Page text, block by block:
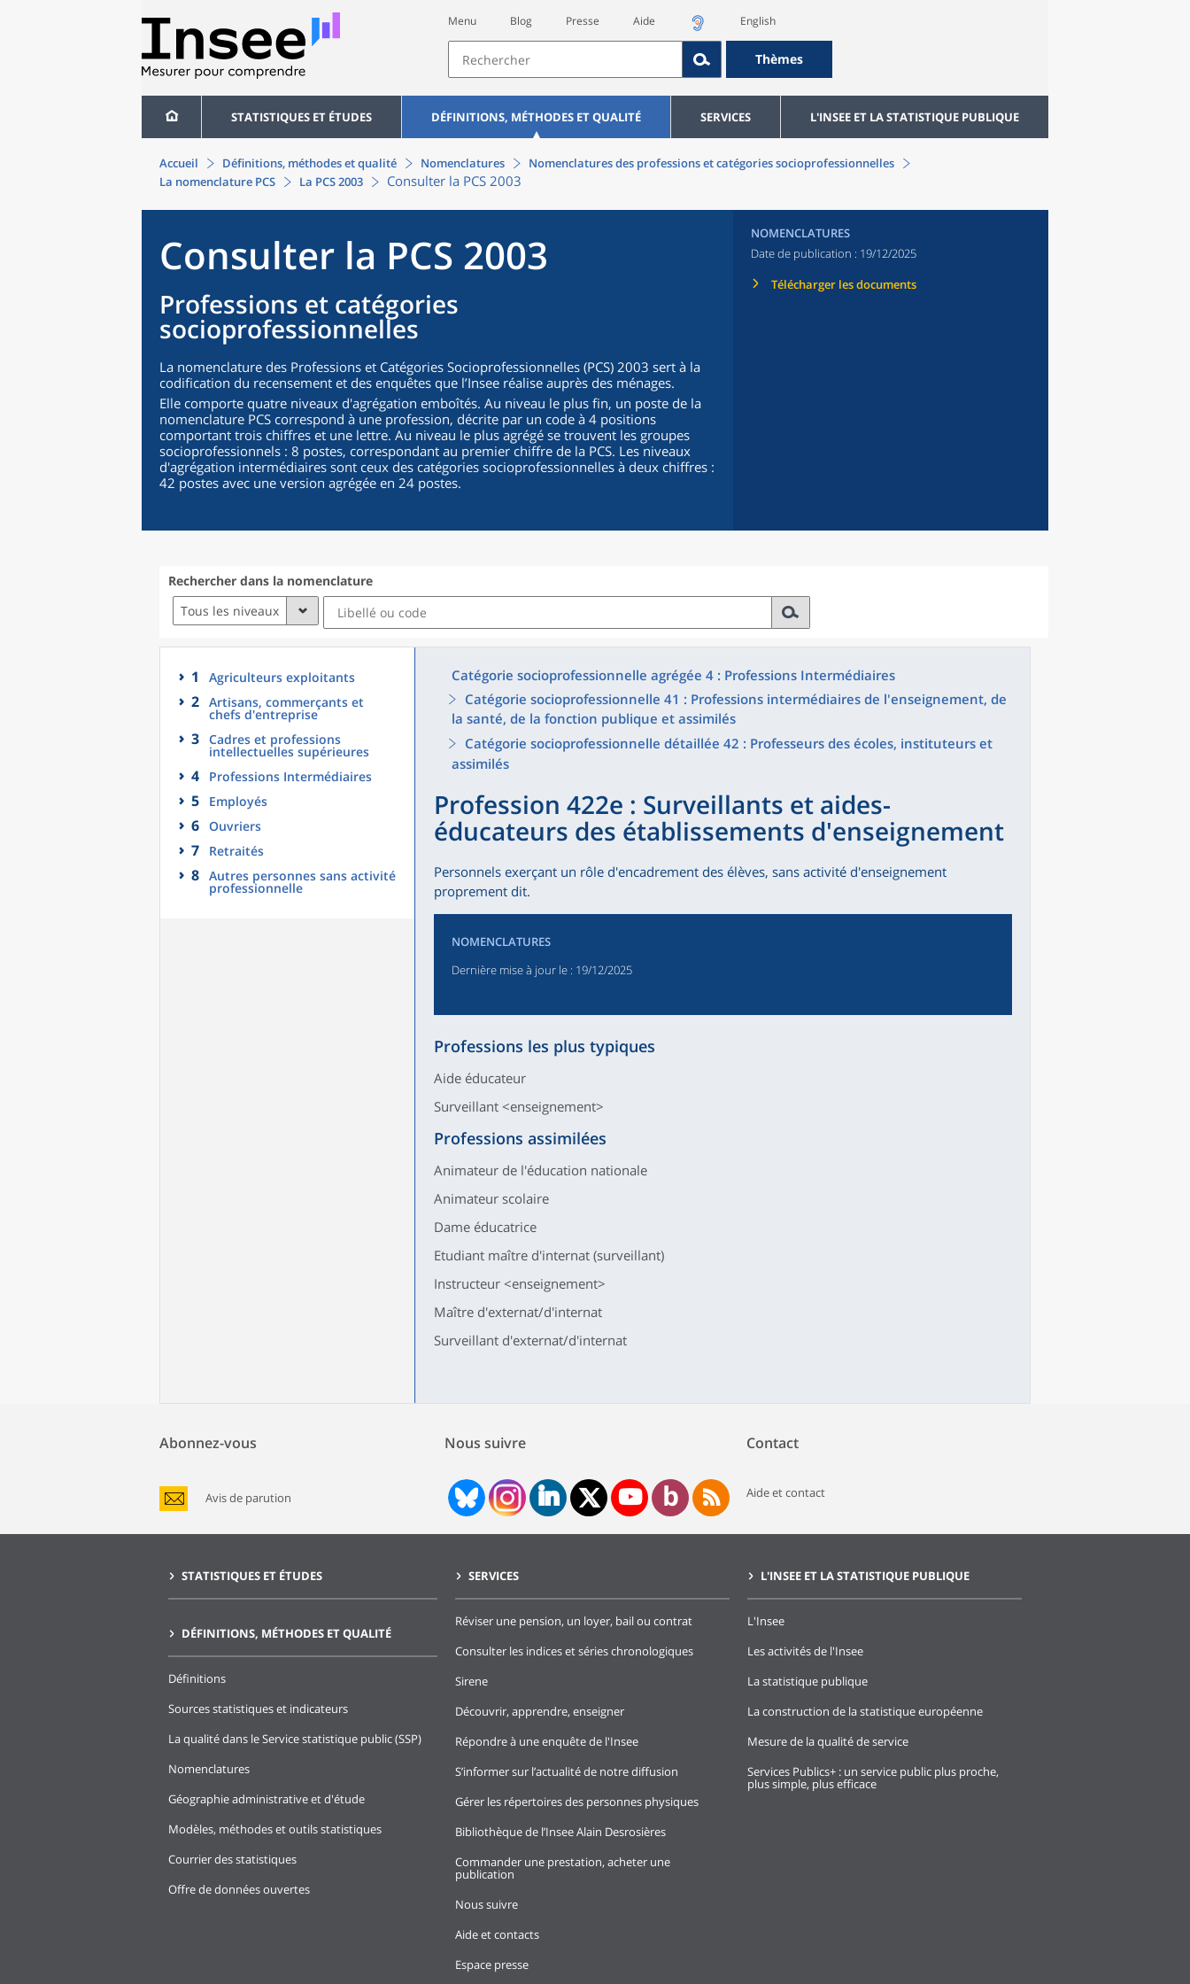
Menu Blog Presse Aide English
Thèmes
STATISTIQUES ET ÉTUDES DÉFINITIONS, MÉTHODES ET QUALITÉ SERVICES L'INSEE ET LA STATISTIQUE PUBLIQUE
Accueil Définitions, méthodes et qualité Nomenclatures
Nomenclatures des professions et catégories socioprofessionnelles
La nomenclature PCS
La PCS 2003 Consulter la PCS 2003
Consulter la PCS 2003
Professions et catégories
socioprofessionnelles
La nomenclature des Professions et Catégories Socioprofessionnelles (PCS) 2003 sert à la
codification du recensement et des enquêtes que l’Insee réalise auprès des ménages.
Elle comporte quatre niveaux d'agrégation emboîtés. Au niveau le plus fin, un poste de la
nomenclature PCS correspond à une profession, décrite par un code à 4 positions
comportant trois chiffres et une lettre. Au niveau le plus agrégé se trouvent les groupes
socioprofessionnels : 8 postes, correspondant au premier chiffre de la PCS. Les niveaux
d'agrégation intermédiaires sont ceux des catégories socioprofessionnelles à deux chiffres :
42 postes avec une version agrégée en 24 postes.
NOMENCLATURES
Date de publication : 19/12/2025
Télécharger les documents
Rechercher dans la nomenclature
Tous les niveaux
1 Agriculteurs exploitants
2 Artisans, commerçants et
chefs d'entreprise
3 Cadres et professions
intellectuelles supérieures
4 Professions Intermédiaires
5 Employés
6 Ouvriers
7 Retraités
8 Autres personnes sans activité
professionnelle
Catégorie socioprofessionnelle agrégée 4 : Professions Intermédiaires
Catégorie socioprofessionnelle 41 : Professions intermédiaires de l'enseignement, de
la santé, de la fonction publique et assimilés
Catégorie socioprofessionnelle détaillée 42 : Professeurs des écoles, instituteurs et
assimilés
Profession 422e : Surveillants et aides-
éducateurs des établissements d'enseignement
Personnels exerçant un rôle d'encadrement des élèves, sans activité d'enseignement
proprement dit.
NOMENCLATURES
Dernière mise à jour le : 19/12/2025
Professions les plus typiques
Aide éducateur
Surveillant <enseignement>
Professions assimilées
Animateur de l'éducation nationale
Animateur scolaire
Dame éducatrice
Etudiant maître d'internat (surveillant)
Instructeur <enseignement>
Maître d'externat/d'internat
Surveillant d'externat/d'internat
Abonnez-vous
Avis de parution
Nous suivre Contact
Aide et contact
STATISTIQUES ET ÉTUDES
DÉFINITIONS, MÉTHODES ET QUALITÉ
Définitions
Sources statistiques et indicateurs
La qualité dans le Service statistique public (SSP)
Nomenclatures
Géographie administrative et d'étude
Modèles, méthodes et outils statistiques
Courrier des statistiques
Offre de données ouvertes
SERVICES
Réviser une pension, un loyer, bail ou contrat
Consulter les indices et séries chronologiques
Sirene
Découvrir, apprendre, enseigner
Répondre à une enquête de l'Insee
S’informer sur l’actualité de notre diffusion
Gérer les répertoires des personnes physiques
Bibliothèque de l’Insee Alain Desrosières
Commander une prestation, acheter une
publication
Nous suivre
Aide et contacts
Espace presse
L'INSEE ET LA STATISTIQUE PUBLIQUE
L'Insee
Les activités de l'Insee
La statistique publique
La construction de la statistique européenne
Mesure de la qualité de service
Services Publics+ : un service public plus proche,
plus simple, plus efficace